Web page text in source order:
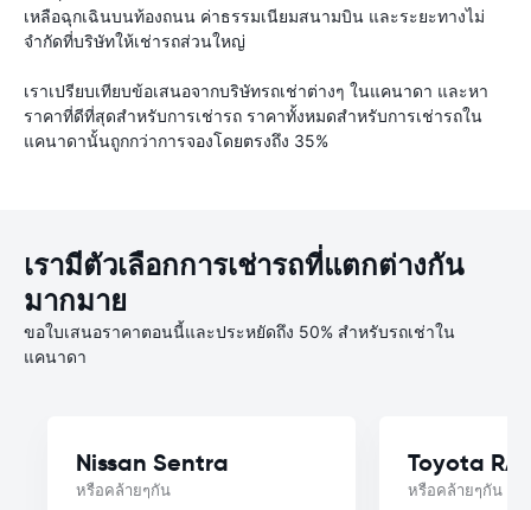
เหลือฉุกเฉินบนท้องถนน ค่าธรรมเนียมสนามบิน และระยะทางไม่
จำกัดที่บริษัทให้เช่ารถส่วนใหญ่
เราเปรียบเทียบข้อเสนอจากบริษัทรถเช่าต่างๆ ในแคนาดา และหา
ราคาที่ดีที่สุดสำหรับการเช่ารถ ราคาทั้งหมดสำหรับการเช่ารถใน
แคนาดานั้นถูกกว่าการจองโดยตรงถึง 35%
เรามีตัวเลือกการเช่ารถที่แตกต่างกัน
มากมาย
ขอใบเสนอราคาตอนนี้และประหยัดถึง 50% สำหรับรถเช่าใน
แคนาดา
Nissan Sentra
หรือคล้ายๆกัน
Toyota
หรือคล้ายๆกัน